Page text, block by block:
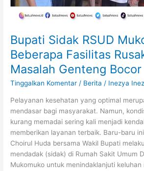
Bupati Sidak RSUD
Beberapa Fasilitas
Masalah Genteng Bocor
Tinggalkan Komentar / Berita / Inezya
Pelayanan kesehatan yang optimal
mendasar bagi masyarakat. Namun,
kurang memadai sering kali menjadi
memberikan layanan terbaik. Baru-baru
Choirul Huda bersama Wakil Bupati
mendadak (sidak) di Rumah Sakit Umum
Mukomuko untuk menindaklanjuti
Bocor